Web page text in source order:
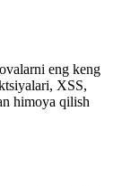
eng keng
XSS,
himoya qilish